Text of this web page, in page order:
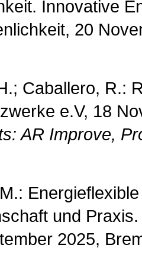
Innovative
20
Caballero, R.:
e.V, 18
AR Improve,
und
2025,